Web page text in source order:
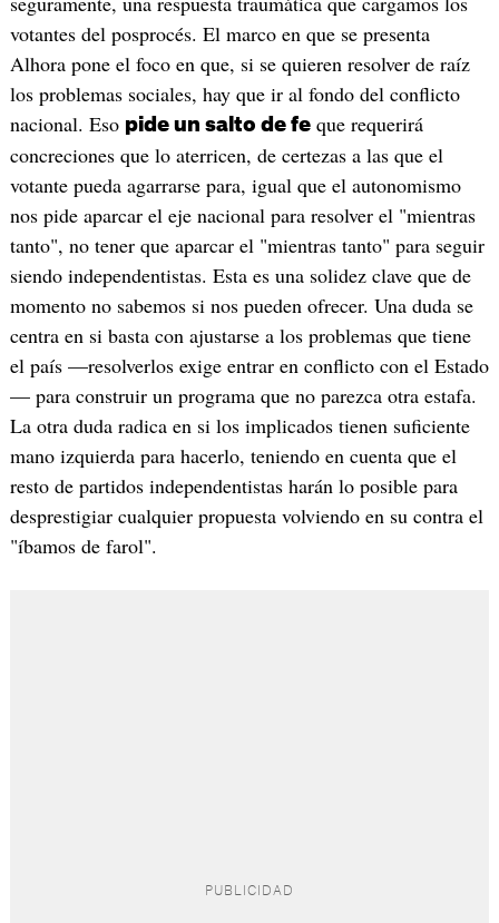
votantes del posprocés. El marco en que se presenta
Alhora pone el foco en que, si se quieren resolver de raíz
los problemas sociales, hay que ir al fondo del conflicto
nacional. Eso pide un salto de feque requerirá
concreciones que lo aterricen, de certezas a las que el
votante pueda agarrarse para, igual que el autonomismo
nos pide aparcar el eje nacional para resolver el "mientras
tanto", no tener que aparcar el "mientras tanto" para seguir
siendo independentistas. Esta es una solidez clave que de
momento no sabemos si nos pueden ofrecer. Una duda se
centra en si basta con ajustarse a los problemas que tiene
el país —resolverlos exige entrar en conflicto con el Estado
— para construir un programa que no parezca otra estafa.
La otra duda radica en si los implicados tienen suficiente
mano izquierda para hacerlo, teniendo en cuenta que el
resto de partidos independentistas harán lo posible para
desprestigiar cualquier propuesta volviendo en su contra el
"íbamos de farol".